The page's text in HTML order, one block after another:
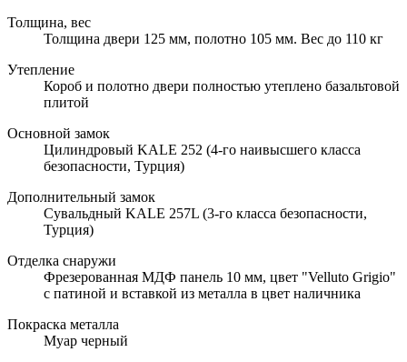
Толщина, вес
Толщина двери 125 мм, полотно 105 мм. Вес до 110 кг
Утепление
Короб и полотно двери полностью утеплено базальтовой
плитой
Основной замок
Цилиндровый KALE 252 (4-го наивысшего класса
безопасности, Турция)
Дополнительный замок
Сувальдный KALE 257L (3-го класса безопасности,
Турция)
Отделка снаружи
Фрезерованная МДФ панель 10 мм, цвет "Velluto Grigio"
с патиной и вставкой из металла в цвет наличника
Покраска металла
Муар черный